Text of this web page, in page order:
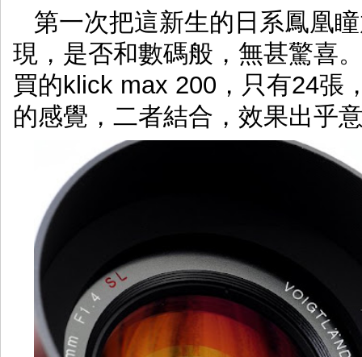
第一次把這新生的日系鳳凰
現，是否和數碼般，無甚驚喜
買的klick max 200，只有24張
的感覺，二者結合，效果出乎